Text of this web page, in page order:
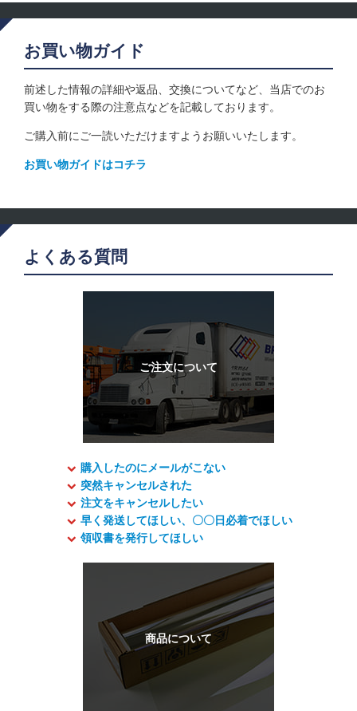
お買い物ガイド
前述した情報の詳細や返品、交換についてなど、当店でのお
買い物をする際の注意点などを記載しております。
ご購入前にご一読いただけますようお願いいたします。
お買い物ガイドはコチラ
よくある質問
購入したのにメールがこない
突然キャンセルされた
注文をキャンセルしたい
早く発送してほしい、〇〇日必着でほしい
領収書を発行してほしい